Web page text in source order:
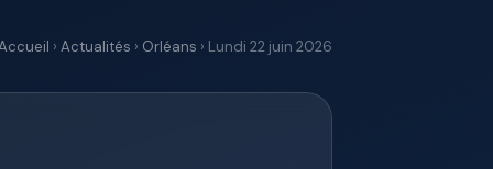
› Actualités › Orléans › Lundi 22 juin 2026